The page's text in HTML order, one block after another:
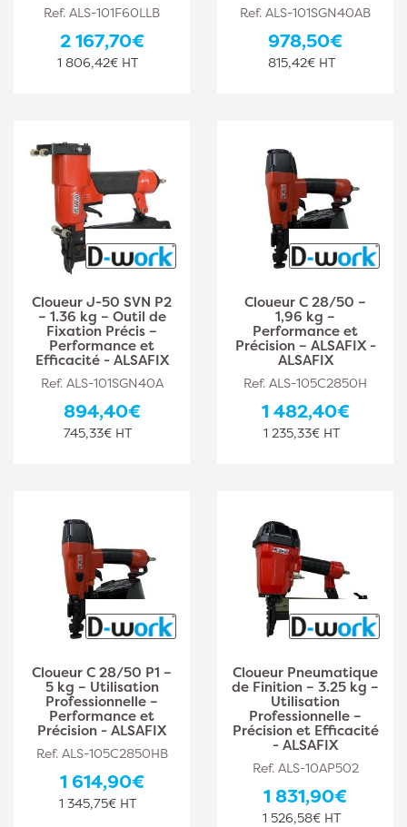
Ref. ALS-101F60LLB
2 167,70€
1 806,42€ HT
Ref. ALS-101SGN40AB
978,50€
815,42€ HT
Cloueur J-50 SVN P2
– 1.36 kg – Outil de
Fixation Précis –
Performance et
Efficacité - ALSAFIX
Ref. ALS-101SGN40A
894,40€
745,33€ HT
Cloueur C 28/50 –
1,96 kg –
Performance et
Précision – ALSAFIX -
ALSAFIX
Ref. ALS-105C2850H
1 482,40€
1 235,33€ HT
Cloueur C 28/50 P1 –
5 kg – Utilisation
Professionnelle –
Performance et
Précision - ALSAFIX
Ref. ALS-105C2850HB
1 614,90€
1 345,75€ HT
Cloueur Pneumatique
de Finition – 3.25 kg –
Utilisation
Professionnelle –
Précision et Efficacité
- ALSAFIX
Ref. ALS-10AP502
1 831,90€
1 526,58€ HT